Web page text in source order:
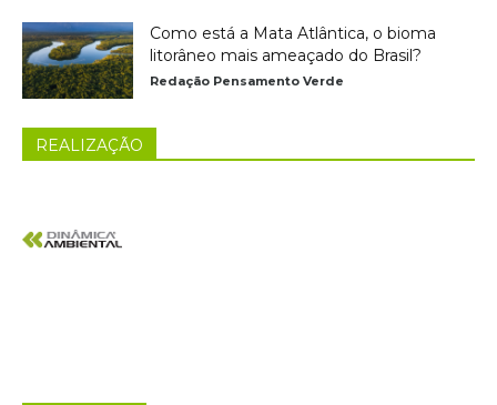
Como está a Mata Atlântica, o bioma
litorâneo mais ameaçado do Brasil?
Redação Pensamento Verde
REALIZAÇÃO